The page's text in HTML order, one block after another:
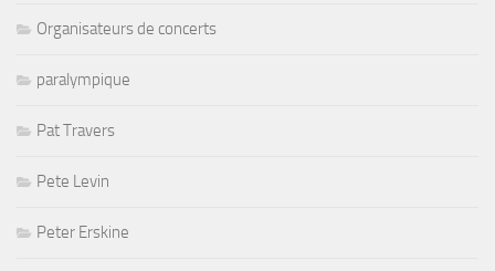
Organisateurs de concerts
paralympique
Pat Travers
Pete Levin
Peter Erskine